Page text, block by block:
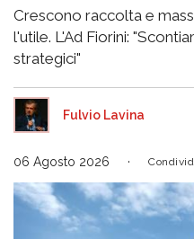
Crescono raccolta e
l'utile. L'Ad Fiorini:
strategici"
Fulvio Lavina
06 Agosto 2026